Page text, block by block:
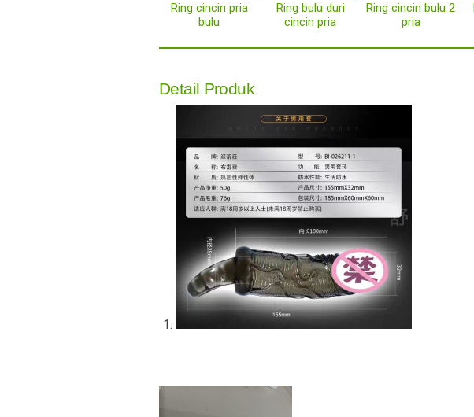
Ring cincin pria
bulu
Ring bulu duri
cincin pria
Ring cincin bulu 2
pria
Detail Produk